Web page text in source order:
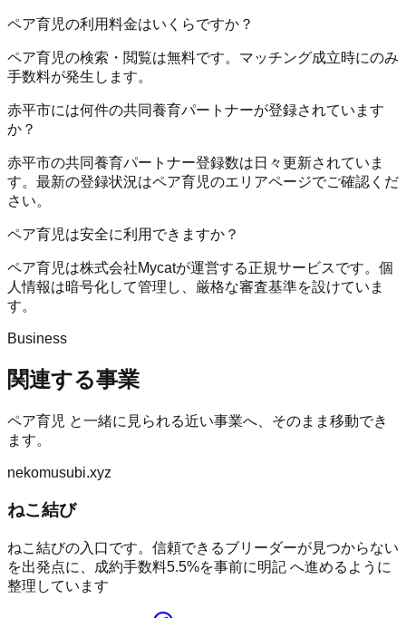
ペア育児の利用料金はいくらですか？
ペア育児の検索・閲覧は無料です。マッチング成立時にのみ
手数料が発生します。
赤平市には何件の共同養育パートナーが登録されています
か？
赤平市の共同養育パートナー登録数は日々更新されていま
す。最新の登録状況はペア育児のエリアページでご確認くだ
さい。
ペア育児は安全に利用できますか？
ペア育児は株式会社Mycatが運営する正規サービスです。個
人情報は暗号化して管理し、厳格な審査基準を設けていま
す。
Business
関連する事業
ペア育児 と一緒に見られる近い事業へ、そのまま移動でき
ます。
nekomusubi.xyz
ねこ結び
ねこ結びの入口です。信頼できるブリーダーが見つからない
を出発点に、成約手数料5.5%を事前に明記 へ進めるように
整理しています